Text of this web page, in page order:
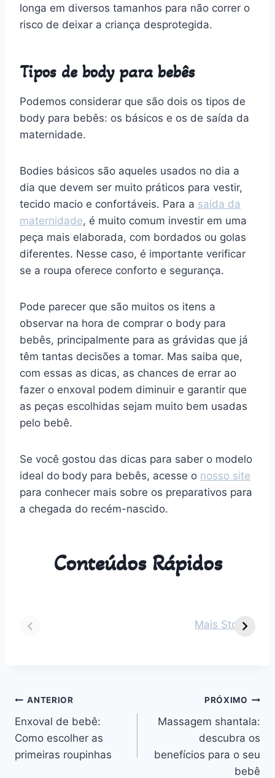
longa em diversos tamanhos para não correr o
risco de deixar a criança desprotegida.
Tipos de body para bebês
Podemos considerar que são dois os tipos de
body para bebês: os básicos e os de saída da
maternidade.
Bodies básicos são aqueles usados no dia a
dia que devem ser muito práticos para vestir,
tecido macio e confortáveis. Para a saída da
maternidade, é muito comum investir em uma
peça mais elaborada, com bordados ou golas
diferentes. Nesse caso, é importante verificar
se a roupa oferece conforto e segurança.
Pode parecer que são muitos os itens a
observar na hora de comprar o body para
bebês, principalmente para as grávidas que já
têm tantas decisões a tomar. Mas saiba que,
com essas as dicas, as chances de errar ao
fazer o enxoval podem diminuir e garantir que
as peças escolhidas sejam muito bem usadas
pelo bebê.
Se você gostou das dicas para saber o modelo
ideal do body para bebês, acesse o nosso site
para conhecer mais sobre os preparativos para
a chegada do recém-nascido.
Conteúdos Rápidos
Mais Stories
seu bebê de 2
sobre Parto
Navegação
de
Post
ANTERIOR
Enxoval de bebê:
Como escolher as
primeiras roupinhas
PRÓXIMO
Massagem shantala:
descubra os
benefícios para o seu
bebê